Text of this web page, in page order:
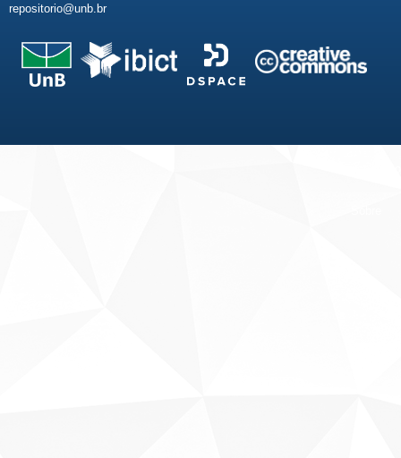
repositorio@unb.br